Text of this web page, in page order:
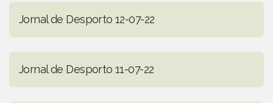
Jornal de Desporto 12-07-22
Jornal de Desporto 11-07-22